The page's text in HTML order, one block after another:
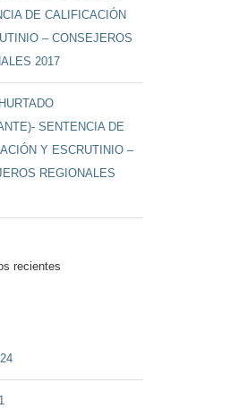
DE CALIFICACIÓN
– CONSEJEROS
2017
SENTENCIA DE
Y ESCRUTINIO –
REGIONALES
recientes